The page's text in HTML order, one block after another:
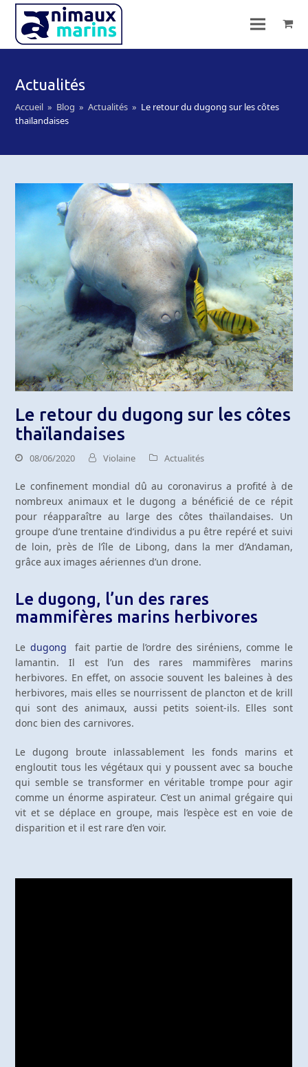
Actualités
Accueil » Blog » Actualités » Le retour du dugong sur les côtes
thaïlandaises
Le retour du dugong sur les côtes
thaïlandaises
08/06/2020 Violaine Actualités
Le confinement mondial dû au coronavirus a profité à de
nombreux animaux et le dugong a bénéficié de ce répit
pour réapparaître au large des côtes thaïlandaises. Un
groupe d’une trentaine d’individus a pu être repéré et suivi
de loin, près de l’île de Libong, dans la mer d’Andaman,
grâce aux images aériennes d’un drone.
Le dugong, l’un des rares
mammifères marins herbivores
Le dugong
fait partie de l’ordre des siréniens, comme le
lamantin. Il est l’un des rares mammifères marins
herbivores. En effet, on associe souvent les baleines à des
herbivores, mais elles se nourrissent de plancton et de krill
qui sont des animaux, aussi petits soient-ils. Elles sont
donc bien des carnivores.
Le dugong broute inlassablement les fonds marins et
engloutit tous les végétaux qui y poussent avec sa bouche
qui semble se transformer en véritable trompe pour agir
comme un énorme aspirateur. C’est un animal grégaire qui
vit et se déplace en groupe, mais l’espèce est en voie de
disparition et il est rare d’en voir.